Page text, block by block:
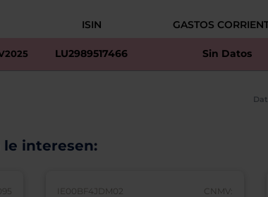
ISIN GASTOS
LU2989517466 Sin Datos
le interesen:
IE00BF4JDM02 CNMV: